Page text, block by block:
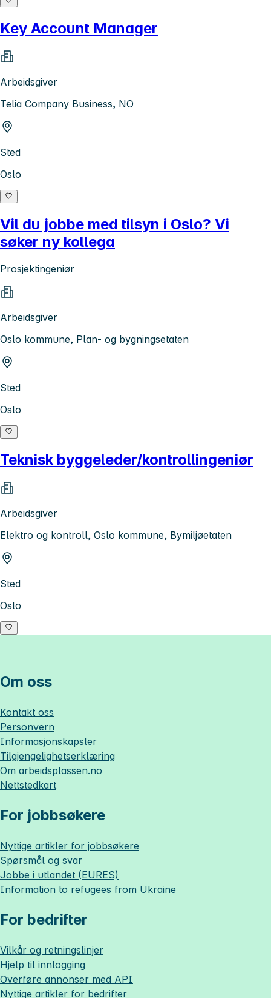
Key Account Manager
Arbeidsgiver
Telia Company Business, NO
Sted
Oslo
Vil du jobbe med tilsyn i Oslo? Vi
søker ny kollega
Prosjektingeniør
Arbeidsgiver
Oslo kommune, Plan- og bygningsetaten
Sted
Oslo
Teknisk byggeleder/kontrollingeniør
Arbeidsgiver
Elektro og kontroll, Oslo kommune, Bymiljøetaten
Sted
Oslo
Om oss
Kontakt oss
Personvern
Informasjonskapsler
Tilgjengelighetserklæring
Om arbeidsplassen.no
Nettstedkart
For jobbsøkere
Nyttige artikler for jobbsøkere
Spørsmål og svar
Jobbe i utlandet (EURES)
Information to refugees from Ukraine
For bedrifter
Vilkår og retningslinjer
Hjelp til innlogging
Overføre annonser med API
Nyttige artikler for bedrifter